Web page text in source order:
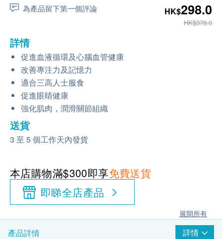
為產品留下第一個評論 HK$298.0
HK$378.0
詳情
促進血液循環及心腦血管健康
改善專注力及記憶力
適合三高人士服食
促進眼睛健康
強化肌肉，潤滑關節組織
送貨
3 至 5 個工作天內發貨
本店購物滿$300即享免費送貨
即睇全店產品
展開所有
產品詳情 詳情